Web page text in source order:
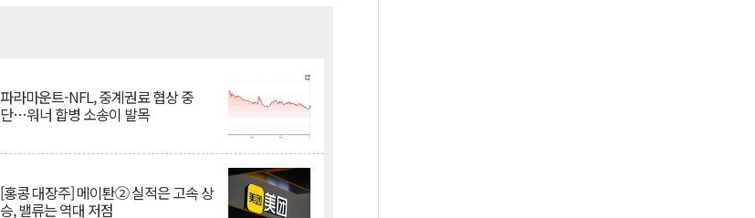
파라마운트-NFL, 중계권료 협상 중
단…워너 합병 소송이 발목
[홍콩 대장주] 메이퇀② 실적은 고속 상
승, 밸류는 역대 저점